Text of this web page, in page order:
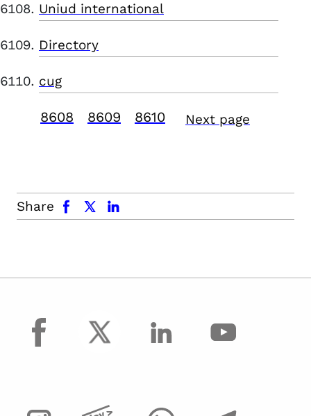
Uniud international
Directory
cug
8608 8609 8610 Next page
Share
facebook x.com linkedin
facebook